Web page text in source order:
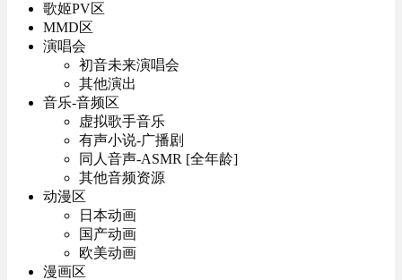
歌姬PV区
MMD区
演唱会
初音未来演唱会
其他演出
音乐-音频区
虚拟歌手音乐
有声小说-广播剧
同人音声-ASMR [全年龄]
其他音频资源
动漫区
日本动画
国产动画
欧美动画
漫画区